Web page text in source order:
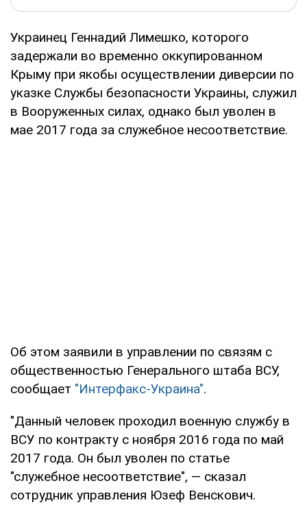
Украинец Геннадий Лимешко, которого
задержали во временно оккупированном
Крыму при якобы осуществлении диверсии по
указке Службы безопасности Украины, служил
в Вооруженных силах, однако был уволен в
мае 2017 года за служебное несоответствие.
Об этом заявили в управлении по связям с
общественностью Генерального штаба ВСУ,
сообщает "Интерфакс-Украина".
"Данный человек проходил военную службу в
ВСУ по контракту с ноября 2016 года по май
2017 года. Он был уволен по статье
"служебное несоответствие", — сказал
сотрудник управления Юзеф Венскович.